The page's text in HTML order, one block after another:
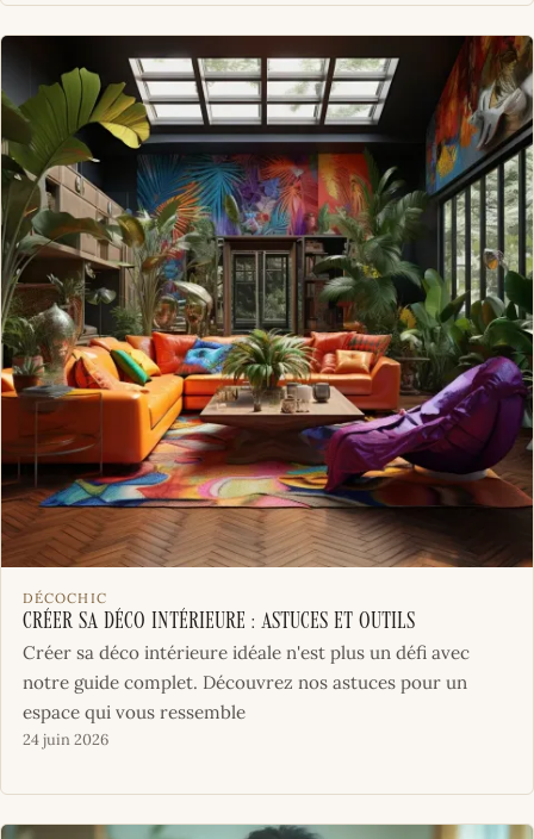
DÉCOCHIC
Créer sa déco intérieure : astuces et outils
Créer sa déco intérieure idéale n'est plus un défi avec
notre guide complet. Découvrez nos astuces pour un
espace qui vous ressemble
24 juin 2026